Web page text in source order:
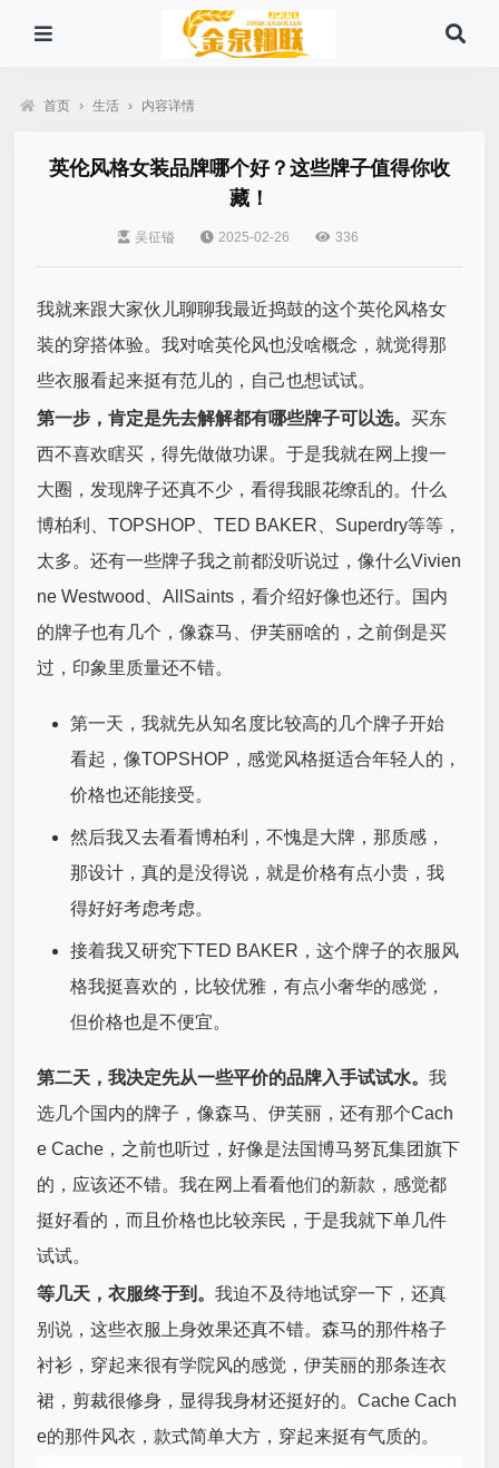
首页 › 生活 › 内容详情
英伦风格女装品牌哪个好？这些牌子值得你收
藏！
吴征镒 2025-02-26 336
我就来跟大家伙儿聊聊我最近捣鼓的这个英伦风格女
装的穿搭体验。我对啥英伦风也没啥概念，就觉得那
些衣服看起来挺有范儿的，自己也想试试。
第一步，肯定是先去解解都有哪些牌子可以选。买东
西不喜欢瞎买，得先做做功课。于是我就在网上搜一
大圈，发现牌子还真不少，看得我眼花缭乱的。什么
博柏利、TOPSHOP、TED BAKER、Superdry等等，
太多。还有一些牌子我之前都没听说过，像什么Vivien
ne Westwood、AllSaints，看介绍好像也还行。国内
的牌子也有几个，像森马、伊芙丽啥的，之前倒是买
过，印象里质量还不错。
第一天，我就先从知名度比较高的几个牌子开始
看起，像TOPSHOP，感觉风格挺适合年轻人的，
价格也还能接受。
然后我又去看看博柏利，不愧是大牌，那质感，
那设计，真的是没得说，就是价格有点小贵，我
得好好考虑考虑。
接着我又研究下TED BAKER，这个牌子的衣服风
格我挺喜欢的，比较优雅，有点小奢华的感觉，
但价格也是不便宜。
第二天，我决定先从一些平价的品牌入手试试水。我
选几个国内的牌子，像森马、伊芙丽，还有那个Cach
e Cache，之前也听过，好像是法国博马努瓦集团旗下
的，应该还不错。我在网上看看他们的新款，感觉都
挺好看的，而且价格也比较亲民，于是我就下单几件
试试。
等几天，衣服终于到。我迫不及待地试穿一下，还真
别说，这些衣服上身效果还真不错。森马的那件格子
衬衫，穿起来很有学院风的感觉，伊芙丽的那条连衣
裙，剪裁很修身，显得我身材还挺好的。Cache Cach
e的那件风衣，款式简单大方，穿起来挺有气质的。